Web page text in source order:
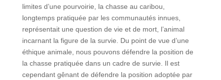
limites d’une pourvoirie, la chasse au caribou,
longtemps pratiquée par les communautés innues,
représentait une question de vie et de mort, l’animal
incarnant la figure de la survie. Du point de vue d’une
éthique animale, nous pouvons défendre la position de
la chasse pratiquée dans un cadre de survie. Il est
cependant gênant de défendre la position adoptée par